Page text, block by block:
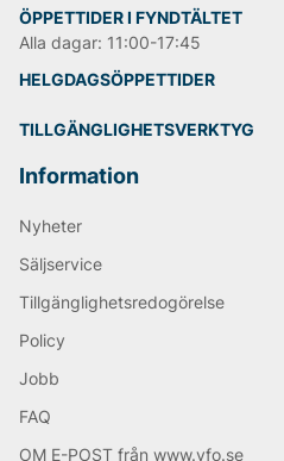
ÖPPETTIDER I FYNDTÄLTET
Alla dagar: 11:00-17:45
HELGDAGSÖPPETTIDER
TILLGÄNGLIGHETSVERKTYG
Information
Nyheter
Säljservice
Tillgänglighetsredogörelse
Policy
Jobb
FAQ
OM E-POST från www.vfo.se